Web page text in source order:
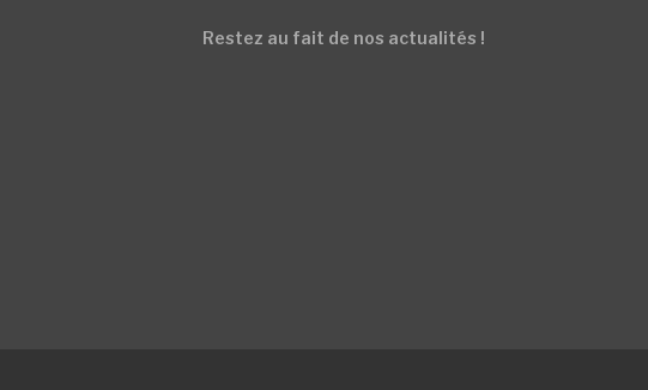
Restez au fait de nos actualités !